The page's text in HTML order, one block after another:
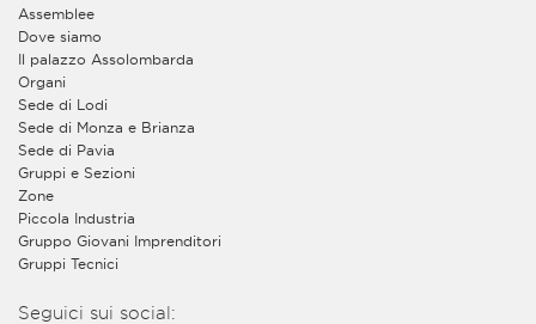
Assemblee
Dove siamo
Il palazzo Assolombarda
Organi
Sede di Lodi
Sede di Monza e Brianza
Sede di Pavia
Gruppi e Sezioni
Zone
Piccola Industria
Gruppo Giovani Imprenditori
Gruppi Tecnici
Seguici sui social: